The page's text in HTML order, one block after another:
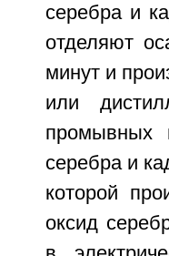
серебра и
отделяют
минут и
или
промывных
серебра и
которой
оксид